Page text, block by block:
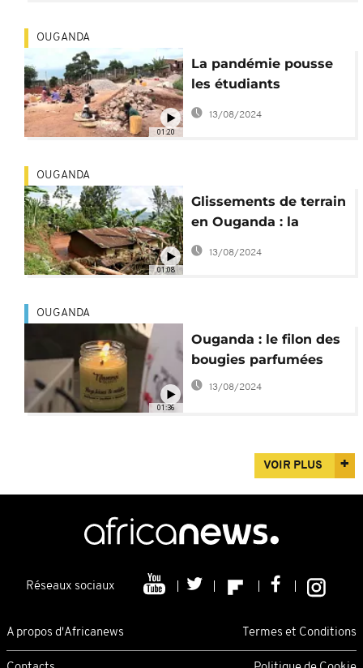
01:20
OUGANDA
La pandémie pousse
les étudiants
ougandais à travailler
13/08/2024
01:08
OUGANDA
Glissements de terrain
en Ouganda : la
"plupart" des disparus
ont été retrouvés
13/08/2024
01:36
OUGANDA
Ouganda : le filon des
bougies parfumées
13/08/2024
VOIR PLUS
Réseaux sociaux
A propos d'Africanews Termes et Conditions